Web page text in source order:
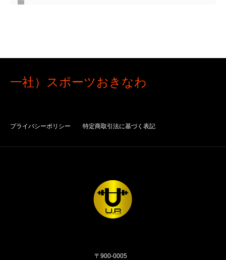
一社）スポーツおきなわ
プライバシーポリシー 特定商取引法に基づく表記
〒900-0005